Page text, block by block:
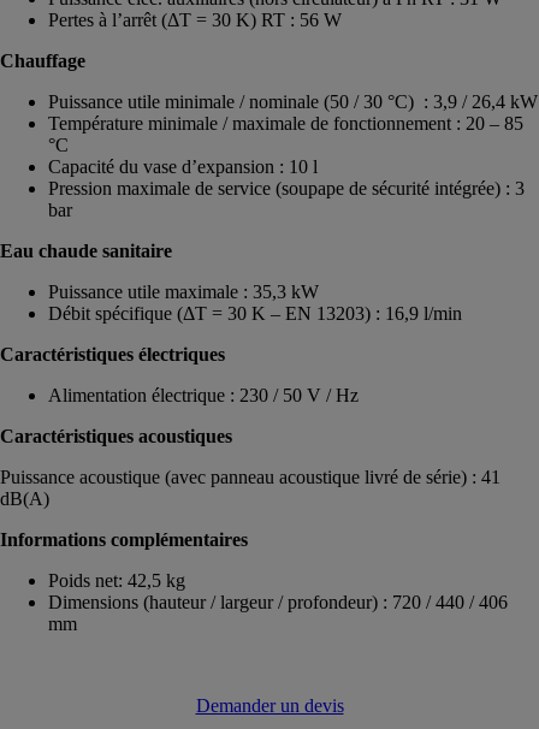
Pertes à l’arrêt (ΔT = 30 K) RT : 56 W
Chauffage
Puissance utile minimale / nominale (50 / 30 °C) : 3,9 / 26,4 kW
Température minimale / maximale de fonctionnement : 20 – 85
°C
Capacité du vase d’expansion : 10 l
Pression maximale de service (soupape de sécurité intégrée) : 3
bar
Eau chaude sanitaire
Puissance utile maximale : 35,3 kW
Débit spécifique (ΔT = 30 K – EN 13203) : 16,9 l/min
Caractéristiques électriques
Alimentation électrique : 230 / 50 V / Hz
Caractéristiques acoustiques
Puissance acoustique (avec panneau acoustique livré de série) : 41
dB(A)
Informations complémentaires
Poids net: 42,5 kg
Dimensions (hauteur / largeur / profondeur) : 720 / 440 / 406
mm
Demander un devis